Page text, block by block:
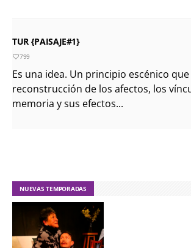
TUR {PAISAJE#1}
799
Es una idea. Un principio escénico
reconstrucción de los afectos, los
memoria y sus efectos...
NUEVAS TEMPORADAS